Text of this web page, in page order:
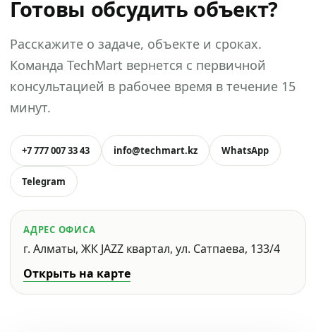
Готовы обсудить объект?
Расскажите о задаче, объекте и сроках.
Команда TechMart вернется с первичной
консультацией в рабочее время в течение 15
минут.
+7 777 007 33 43 info@techmart.kz WhatsApp
Telegram
АДРЕС ОФИСА
г. Алматы, ЖК JAZZ квартал, ул. Сатпаева, 133/4
Открыть на карте